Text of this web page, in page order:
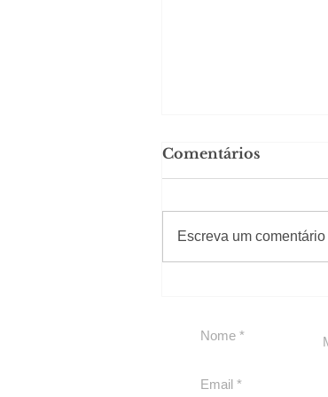
CAJUCIDADE
Comentários
Escreva um comentário
#Sugestões